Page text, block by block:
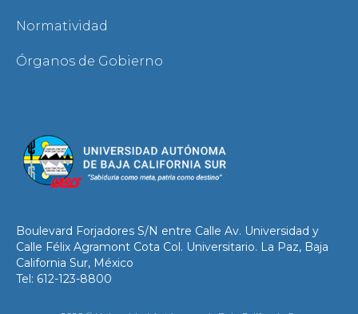
Normatividad
Órganos de Gobierno
Boulevard Forjadores S/N entre Calle Av. Universidad y
Calle Félix Agramont Cota Col. Universitario. La Paz, Baja
California Sur, México
Tel: 612-123-8800